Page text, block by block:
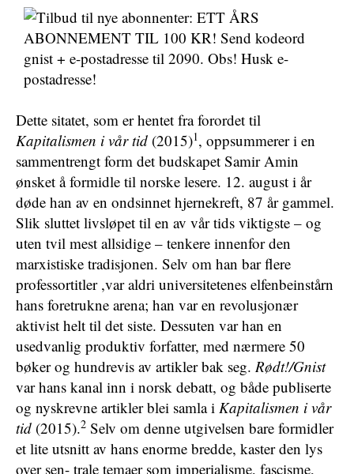
Dette sitatet, som er hentet fra forordet til
Kapitalismen i vår tid (2015)1, oppsummerer i en
sammentrengt form det budskapet Samir Amin
ønsket å formidle til norske lesere. 12. august i år
døde han av en ondsinnet hjernekreft, 87 år gammel.
Slik sluttet livsløpet til en av vår tids viktigste – og
uten tvil mest allsidige – tenkere innenfor den
marxistiske tradisjonen. Selv om han bar flere
professortitler ,var aldri universitetenes elfenbeinstårn
hans foretrukne arena; han var en revolusjonær
aktivist helt til det siste. Dessuten var han en
usedvanlig produktiv forfatter, med nærmere 50
bøker og hundrevis av artikler bak seg. Rødt!/Gnist
var hans kanal inn i norsk debatt, og både publiserte
og nyskrevne artikler blei samla i Kapitalismen i vår
tid (2015).2 Selv om denne utgivelsen bare formidler
et lite utsnitt av hans enorme bredde, kaster den lys
over sen- trale temaer som imperialisme, fascisme,